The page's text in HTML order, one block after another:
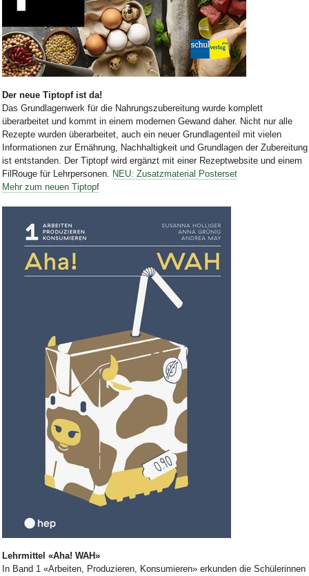
Der neue Tiptopf ist da!
Das Grundlagenwerk für die Nahrungszubereitung wurde komplett
überarbeitet und kommt in einem modernen Gewand daher. Nicht nur alle
Rezepte wurden überarbeitet, auch ein neuer Grundlagenteil mit vielen
Informationen zur Ernährung, Nachhaltigkeit und Grundlagen der Zubereitung
ist entstanden. Der Tiptopf wird ergänzt mit einer Rezeptwebsite und einem
FilRouge für Lehrpersonen. NEU: Zusatzmaterial Posterset
Mehr zum neuen Tiptopf
Lehrmittel «Aha! WAH»
In Band 1 «Arbeiten, Produzieren, Konsumieren» erkunden die Schülerinnen